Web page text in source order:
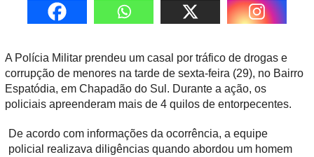
A Polícia Militar prendeu um casal por tráfico de drogas e
corrupção de menores na tarde de sexta-feira (29), no Bairro
Espatódia, em Chapadão do Sul. Durante a ação, os
policiais apreenderam mais de 4 quilos de entorpecentes.
De acordo com informações da ocorrência, a equipe
policial realizava diligências quando abordou um homem